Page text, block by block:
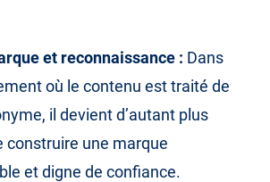
et reconnaissance : Dans
où le contenu est traité de
il devient d’autant plus
construire une marque
et digne de confiance.